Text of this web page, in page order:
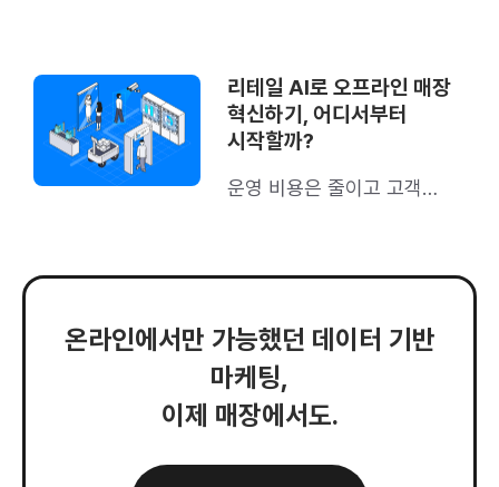
리테일 AI로 오프라인 매장
혁신하기, 어디서부터
시작할까?
운영 비용은 줄이고 고객
온라인에서만 가능했던 데이터 기반
마케팅,
이제 매장에서도.